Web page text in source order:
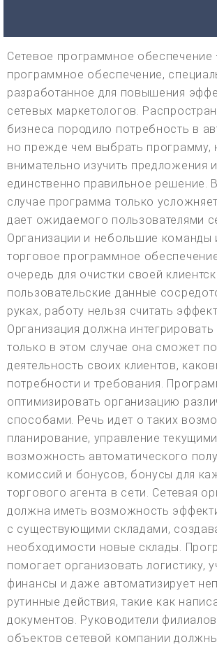
Сетевое программное обеспечение
программное обеспечение,
разработанное для повышения
сетевых маркетологов.
бизнеса породило потребность в
но прежде чем выбрать программу,
внимательно изучить предложения
единственно правильное решение.
случае программа только
дает ожидаемого пользователями
Организации и небольшие команды
торговое программное
очередь для очистки своей
пользовательские данные
руках, работу нельзя считать
Организация должна
только в этом случае она сможет
деятельность своих клиентов,
потребности и требования.
оптимизировать организацию
способами. Речь идет о таких
планирование, управление
возможность автоматического
комиссий и бонусов, бонусы для
торгового агента в сети. Сетевая
должна иметь возможность
с существующими складами,
необходимости новые склады.
помогает организовать логистику,
финансы и даже автоматизирует
рутинные действия, такие как
документов. Руководители
объектов сетевой компании